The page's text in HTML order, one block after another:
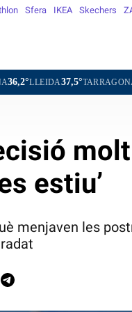
Sfera IKEA Skechers
37,5°TARRAGONA31,3°
estiu’
menjaven les